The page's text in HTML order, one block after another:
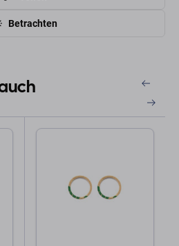
Betrachten